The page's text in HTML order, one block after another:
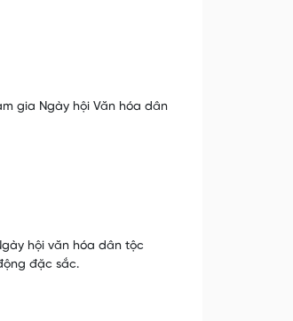
gia Ngày hội Văn hóa dân
hội văn hóa dân tộc
đặc sắc.